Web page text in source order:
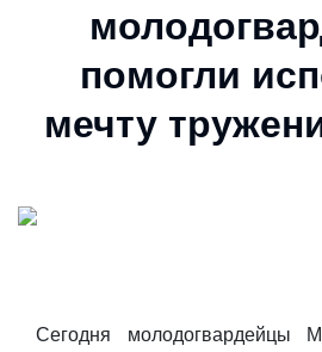
помогли
мечту
Сегодня молодогвардейцы